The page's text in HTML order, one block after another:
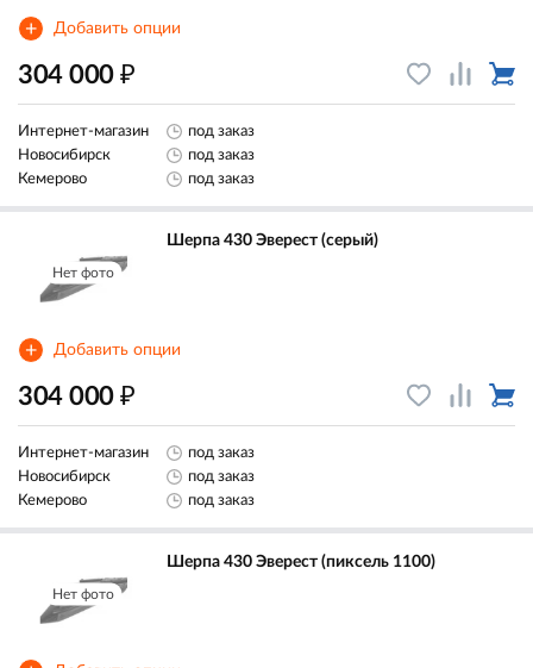
+ Добавить опции
304 000 ₽
Интернет-магазин
под заказ
Новосибирск
под заказ
Кемерово
под заказ
Нет фото
Шерпа 430 Эверест (серый)
+ Добавить опции
304 000 ₽
Интернет-магазин
под заказ
Новосибирск
под заказ
Кемерово
под заказ
Нет фото
Шерпа 430 Эверест (пиксель 1100)